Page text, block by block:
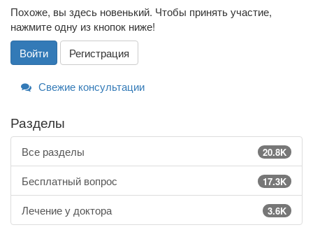
Похоже, вы здесь новенький. Чтобы принять участие,
нажмите одну из кнопок ниже!
Войти
Регистрация
Свежие консультации
Разделы
Все разделы 20.8K
Бесплатный вопрос 17.3K
Лечение у доктора 3.6K